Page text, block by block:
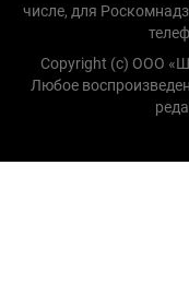
числе, для
Copyright (с) ООО
Любое